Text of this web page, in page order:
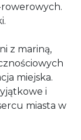
z mariną,
miejska.
i
miasta w